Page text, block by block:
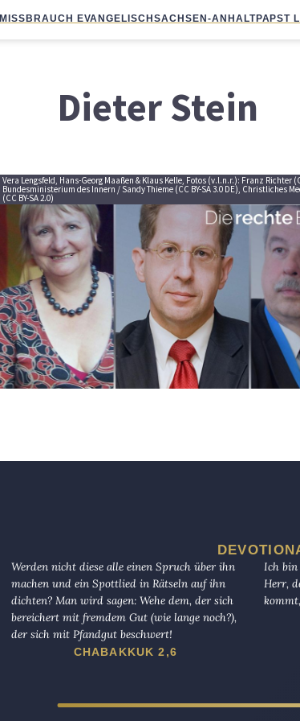
MISSBRAUCH EVANGELISCHSACHSEN-ANHALTPAPST
Dieter Stein
Vera Lengsfeld, Hans-Georg Maaßen & Klaus Kelle, Fotos (v.l.n.r.): Franz Richter
Bundesministerium des Innern / Sandy Thieme (CC BY-SA 3.0 DE), Christliches
(CC BY-SA 2.0)
Werden nicht diese alle einen Spruch über ihn
machen und ein Spottlied in Rätseln auf ihn
dichten? Man wird sagen: Wehe dem, der sich
bereichert mit fremdem Gut (wie lange noch?),
der sich mit Pfandgut beschwert!
CHABAKKUK 2,6
Ich bin
Herr,